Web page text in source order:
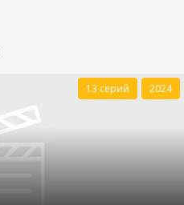
13 серий 2024